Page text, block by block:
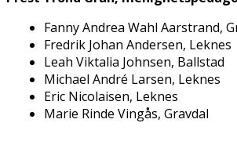
Fanny Andrea Wahl Aarstrand,
Fredrik Johan Andersen, Leknes
Leah Viktalia Johnsen, Ballstad
Michael André Larsen, Leknes
Eric Nicolaisen, Leknes
Marie Rinde Vingås, Gravdal